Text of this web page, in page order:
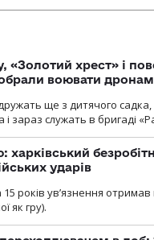
«Золотий хрест» і
воювати
дружать ще з дитячого
зараз служать в бригаді
харківський
ударів
років увʼязнення
як гру).